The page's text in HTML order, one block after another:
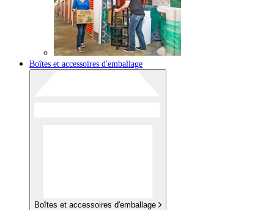
Boîtes et accessoires d'emballage
Boîtes et accessoires d'emballage